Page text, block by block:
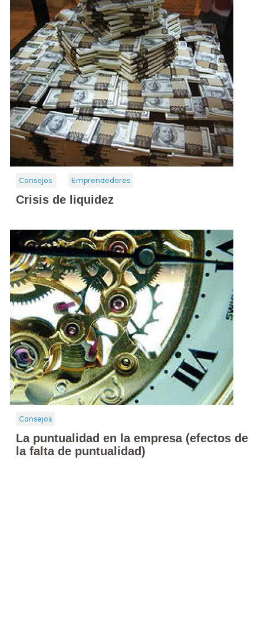
Consejos Emprendedores
Crisis de liquidez
Consejos
La puntualidad en la empresa (efectos de
la falta de puntualidad)